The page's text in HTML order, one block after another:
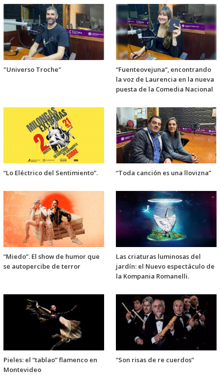
"Universo Troche"
“Fuenteovejuna”, encontrando
la voz de Laurencia en la nueva
puesta de la Comedia Nacional
“Lo Eléctrico del Sentimiento”. “Toda canción es una llovizna”
“Miedo”. El show de humor que
se autopercibe de terror
Las criaturas luminosas del
jardín: el Nuevo espectáculo de
la Kompania Romanelli.
Pieles: el “tablao” flamenco en
Montevideo
“Son risas de re cuerdos”